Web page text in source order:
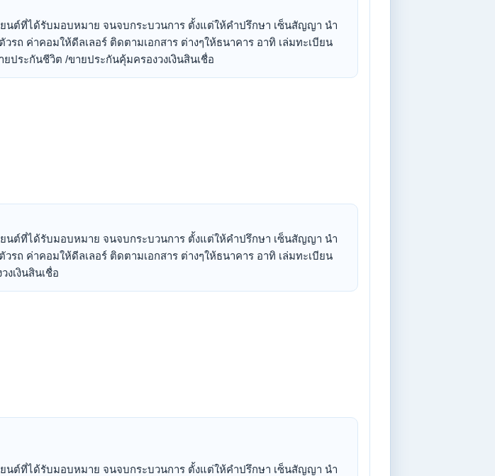
นต์ที่ได้รับมอบหมาย จนจบกระบวนการ ตั้งแต่ให้คำปรึกษา เซ็นสัญญา นำ
รถ ค่าคอมให้ดีลเลอร์ ติดตามเอกสาร ต่างๆให้ธนาคาร อาทิ เล่มทะเบียน
ประกันชีวิต /ขายประกันคุ้มครองวงเงินสินเชื่อ
นต์ที่ได้รับมอบหมาย จนจบกระบวนการ ตั้งแต่ให้คำปรึกษา เซ็นสัญญา นำ
รถ ค่าคอมให้ดีลเลอร์ ติดตามเอกสาร ต่างๆให้ธนาคาร อาทิ เล่มทะเบียน
เงินสินเชื่อ
นต์ที่ได้รับมอบหมาย จนจบกระบวนการ ตั้งแต่ให้คำปรึกษา เซ็นสัญญา นำ